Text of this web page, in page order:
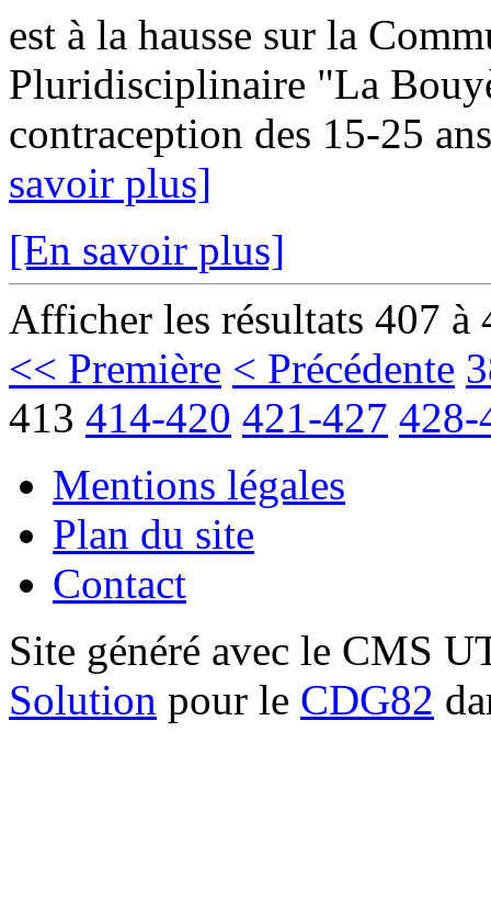
est à la hausse sur la
Pluridisciplinaire "La
contraception des 15-25
savoir plus]
[En savoir plus]
Afficher les résultats 407 à
<< Première < Précédente
413 414-420 421-427 428-
Mentions légales
Plan du site
Contact
Site généré avec le CMS
Solution pour le CDG82